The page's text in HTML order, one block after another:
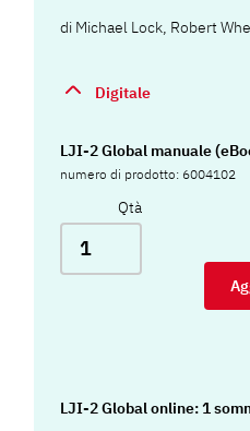
di Michael Lock, Robert
Digitale
LJI-2 Global manuale
numero di prodotto: 6004102
Qtà
LJI-2 Global online: 1